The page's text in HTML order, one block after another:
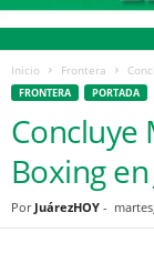
Inicio Frontera
FRONTERA PORTADA
Concluye
Boxing en
Por JuárezHOY -